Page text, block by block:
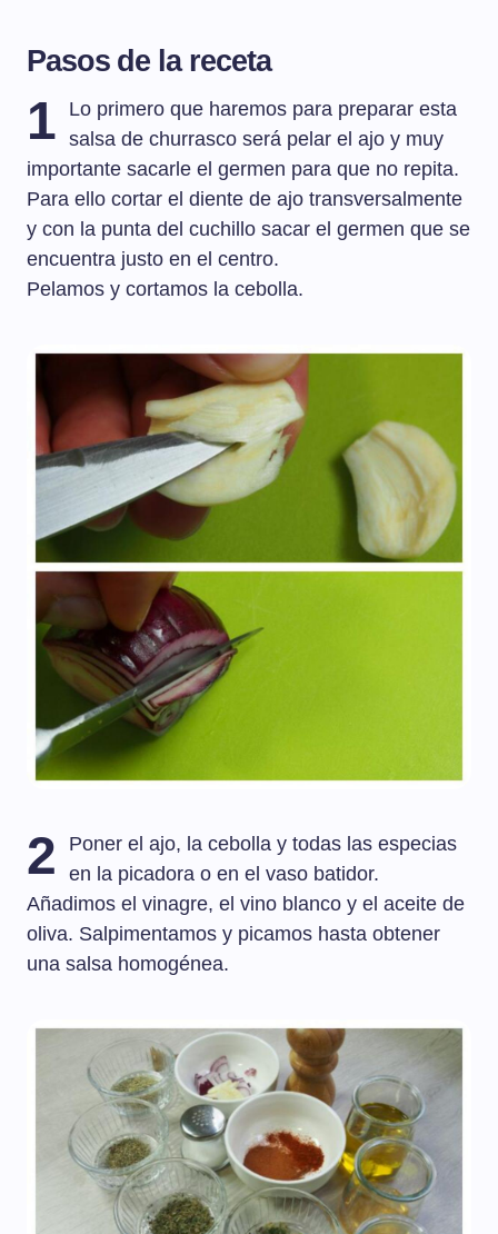
Pasos de la receta
1
Lo primero que haremos para preparar esta
salsa de churrasco será pelar el ajo y muy
importante sacarle el germen para que no repita.
Para ello cortar el diente de ajo transversalmente
y con la punta del cuchillo sacar el germen que se
encuentra justo en el centro.
Pelamos y cortamos la cebolla.
2
Poner el ajo, la cebolla y todas las especias
en la picadora o en el vaso batidor.
Añadimos el vinagre, el vino blanco y el aceite de
oliva. Salpimentamos y picamos hasta obtener
una salsa homogénea.